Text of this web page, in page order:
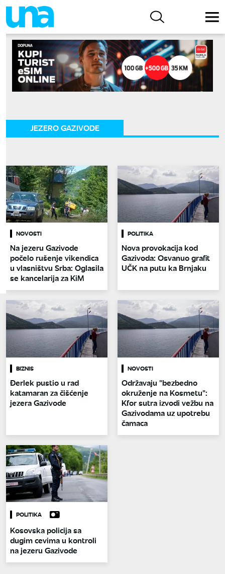
JEZERO GAZIVODE
NOVOSTI
Na jezeru Gazivode
počelo rušenje vikendica
u vlasništvu Srba: Oglasila
se kancelarija za KiM
POLITIKA
Nova provokacija kod
Gazivoda: Osvanuo grafit
UČK na putu ka Brnjaku
BIZNIS
Đerlek pustio u rad
katamaran za čišćenje
jezera Gazivode
NOVOSTI
Održavaju "bezbedno
okruženje na Kosmetu":
Kfor sutra izvodi vežbu na
Gazivodama uz upotrebu
čamaca
POLITIKA
Kosovska policija sa
dugim cevima u kontroli
na jezeru Gazivode